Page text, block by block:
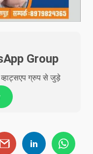
Group
व्हाट्सएप ग्रुप से जुड़े